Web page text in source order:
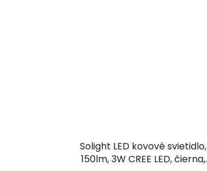
Solight LED kovové svietidlo,
150lm, 3W CREE LED, čierna,